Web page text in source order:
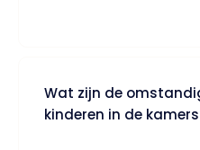
Wat zijn de
kinderen in de